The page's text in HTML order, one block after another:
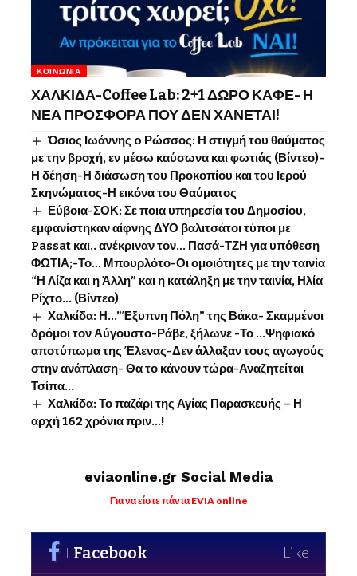
ΚΟΙΝΩΝΊΑ
ΧΑΛΚΙΔΑ-Coffee Lab: 2+1 ΔΩΡΟ ΚΑΦΕ- Η
ΝΕΑ ΠΡΟΣΦΟΡΑ ΠΟΥ ΔΕΝ ΧΑΝΕΤΑΙ!
Όσιος Ιωάννης o Ρώσσος: Η στιγμή του θαύματος
με την βροχή, εν μέσω καύσωνα και φωτιάς (Βίντεο)-
Η δέηση-Η διάσωση του Προκοπίου και του Ιερού
Σκηνώματος-Η εικόνα του Θαύματος
Εύβοια-ΣΟΚ: Σε ποια υπηρεσία του Δημοσίου,
εμφανίστηκαν αίφνης ΔΥΟ βαλιτσάτοι τύποι με
Passat και.. ανέκριναν τον… Πασά-ΤΖΗ για υπόθεση
ΦΩΤΙΑ;-Το… Μπουρλότο-Οι ομοιότητες με την ταινία
“Η Λίζα και η Άλλη” και η κατάληξη με την ταινία, Ηλία
Ρίχτο… (Βίντεο)
Χαλκίδα: Η…”Έξυπνη Πόλη” της Βάκα- Σκαμμένοι
δρόμοι τον Αύγουστο-Ράβε, ξήλωνε -Το …Ψηφιακό
αποτύπωμα της Έλενας-Δεν άλλαξαν τους αγωγούς
στην ανάπλαση- Θα το κάνουν τώρα-Αναζητείται
Τσίπα…
Χαλκίδα: Το παζάρι της Αγίας Παρασκευής – Η
αρχή 162 χρόνια πριν…!
eviaonline.gr Social Media
Για να είστε πάντα EVIA online
Facebook Like